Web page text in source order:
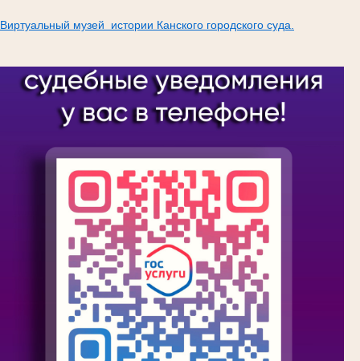
Виртуальный музей истории Канского городского суда.